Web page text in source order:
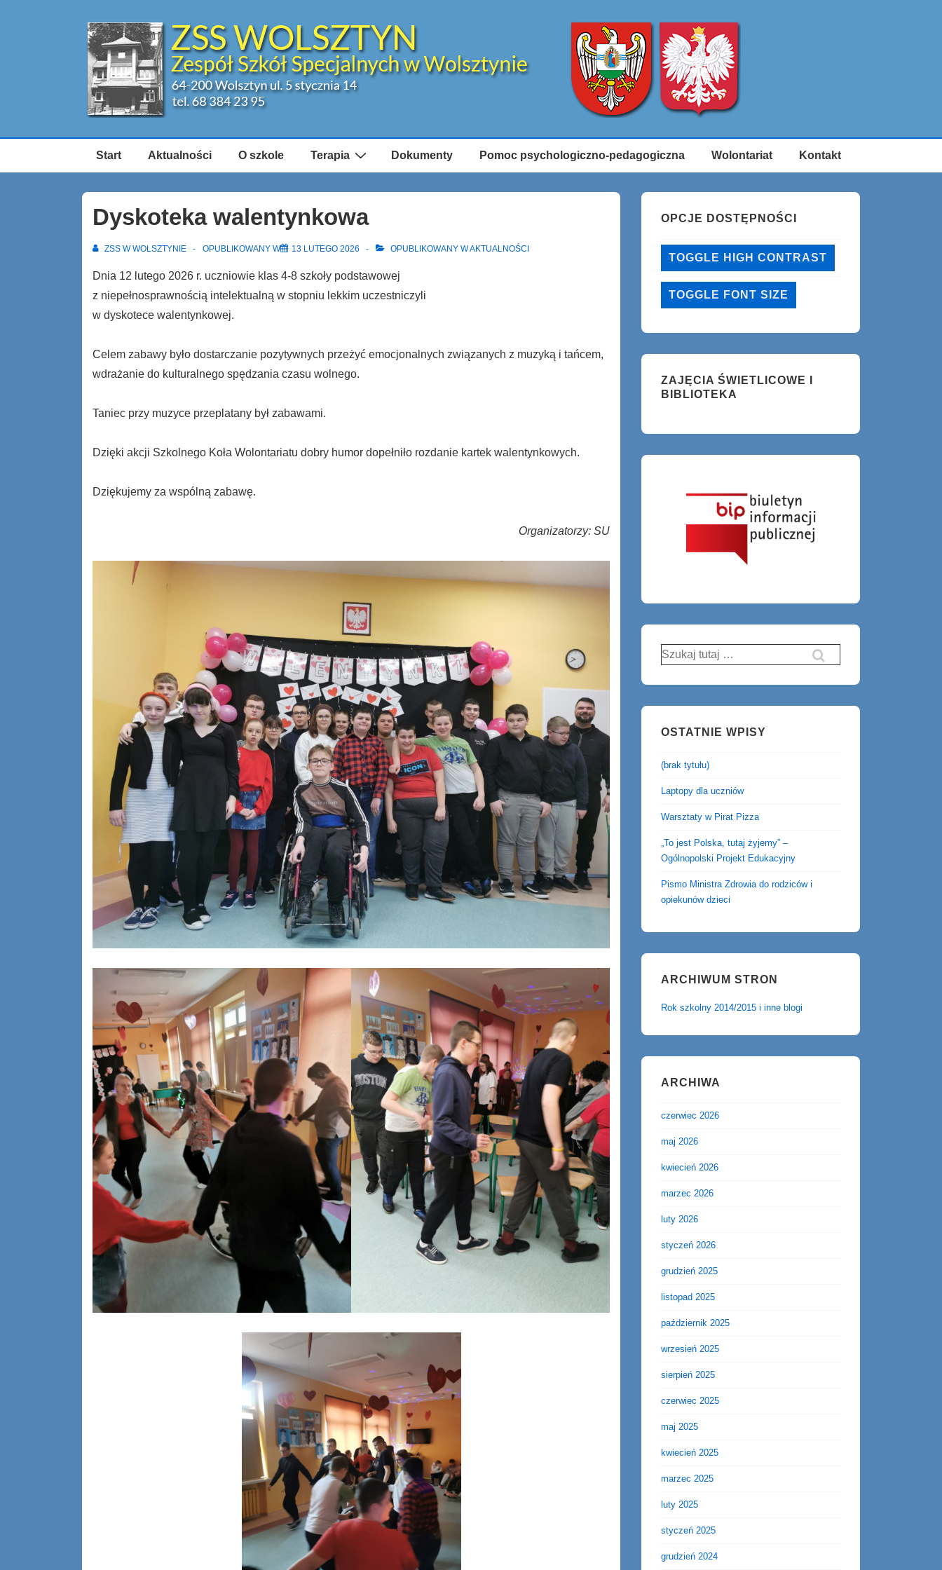
Główna
Start Aktualności O szkole Terapia Dokumenty Pomoc psychologiczno-pedagogiczna Wolontariat Kontakt
Dyskoteka walentynkowa
ZSS W WOLSZTYNIE OPUBLIKOWANY W 13 LUTEGO 2026 OPUBLIKOWANY WAKTUALNOŚCI
Dnia 12 lutego 2026 r. uczniowie klas 4-8 szkoły podstawowej
z niepełnosprawnością intelektualną w stopniu lekkim uczestniczyli
w dyskotece walentynkowej.
Celem zabawy było dostarczanie pozytywnych przeżyć emocjonalnych związanych z muzyką i tańcem,
wdrażanie do kulturalnego spędzania czasu wolnego.
Taniec przy muzyce przeplatany był zabawami.
Dzięki akcji Szkolnego Koła Wolontariatu dobry humor dopełniło rozdanie kartek walentynkowych.
Dziękujemy za wspólną zabawę.
Organizatorzy: SU
OPCJE DOSTĘPNOŚCI
TOGGLE HIGH CONTRAST
TOGGLE FONT SIZE
ZAJĘCIA ŚWIETLICOWE I
BIBLIOTEKA
Szukaj:
OSTATNIE WPISY
(brak tytułu)
Laptopy dla uczniów
Warsztaty w Pirat Pizza
„To jest Polska, tutaj żyjemy” –
Ogólnopolski Projekt Edukacyjny
Pismo Ministra Zdrowia do rodziców i
opiekunów dzieci
ARCHIWUM STRON
Rok szkolny 2014/2015 i inne blogi
ARCHIWA
czerwiec 2026
maj 2026
kwiecień 2026
marzec 2026
luty 2026
styczeń 2026
grudzień 2025
listopad 2025
październik 2025
wrzesień 2025
sierpień 2025
czerwiec 2025
maj 2025
kwiecień 2025
marzec 2025
luty 2025
styczeń 2025
grudzień 2024